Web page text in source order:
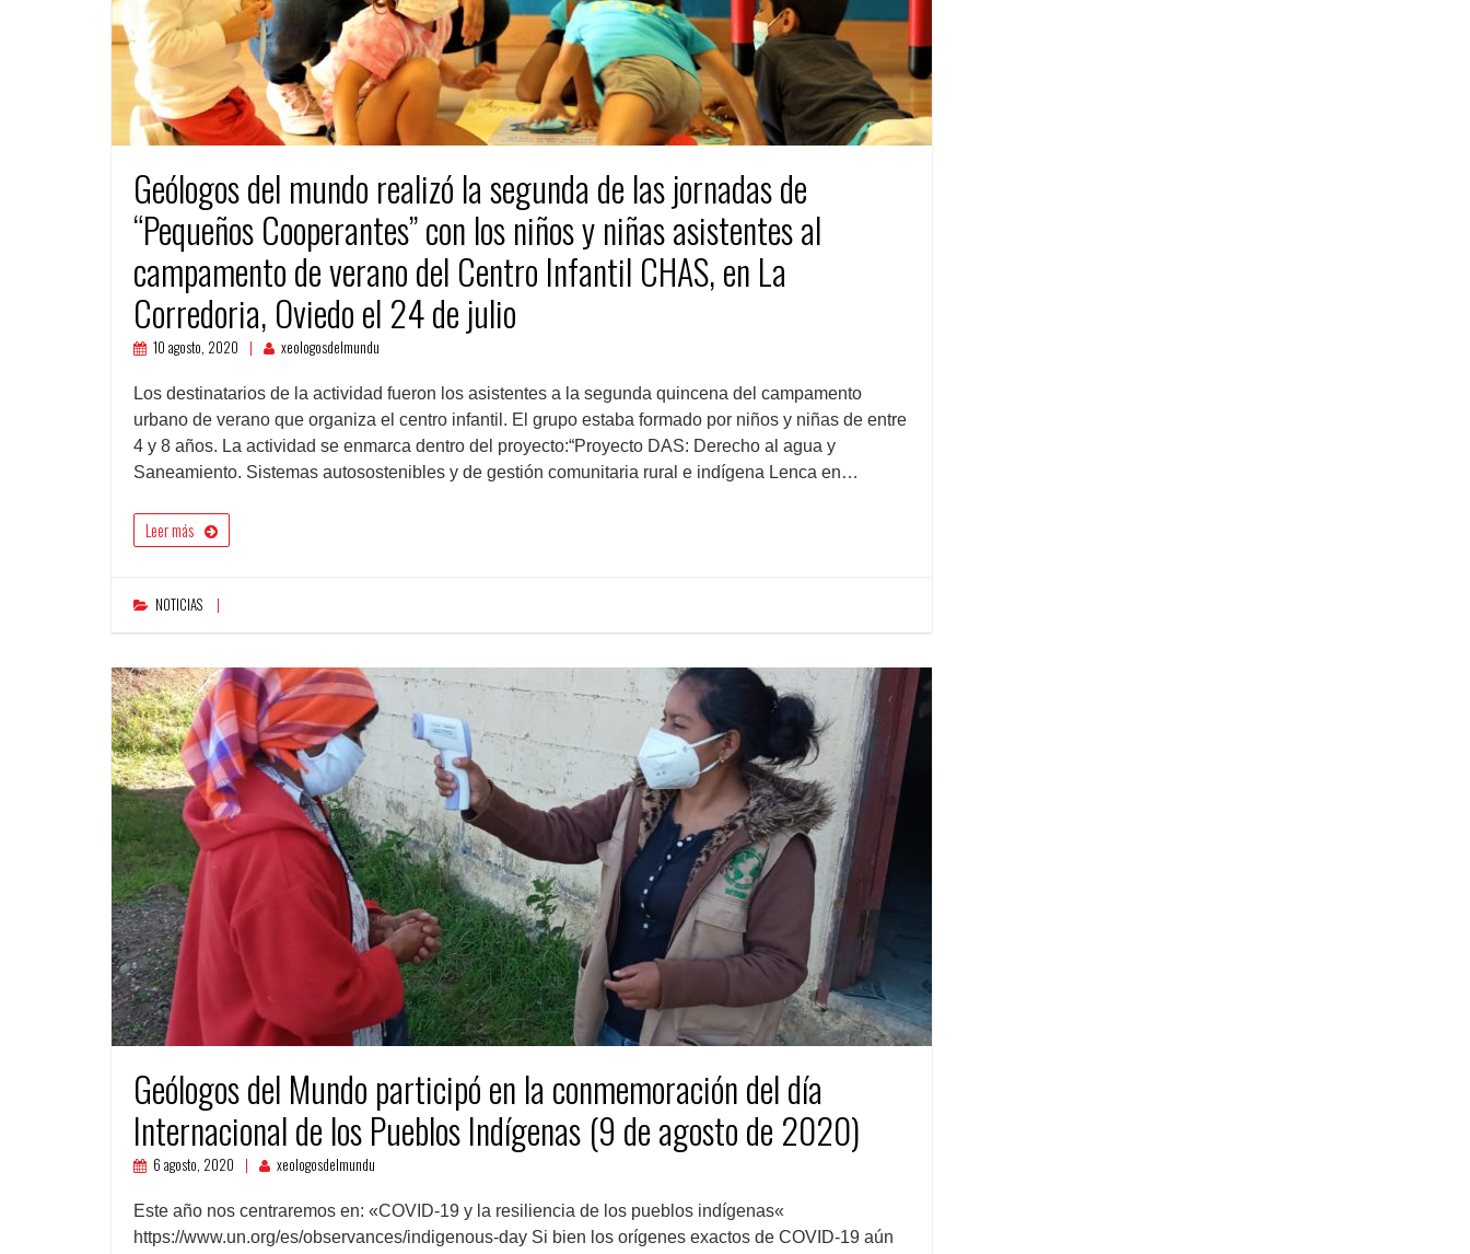
Geólogos del mundo realizó la segunda de las jornadas de
“Pequeños Cooperantes” con los niños y niñas asistentes al
campamento de verano del Centro Infantil CHAS, en La
Corredoria, Oviedo el 24 de julio
10 agosto, 2020 xeologosdelmundu
Los destinatarios de la actividad fueron los asistentes a la segunda quincena del campamento
urbano de verano que organiza el centro infantil. El grupo estaba formado por niños y niñas de entre
4 y 8 años. La actividad se enmarca dentro del proyecto:“Proyecto DAS: Derecho al agua y
Saneamiento. Sistemas autosostenibles y de gestión comunitaria rural e indígena Lenca en…
Leer más
NOTICIAS
Geólogos del Mundo participó en la conmemoración del día
Internacional de los Pueblos Indígenas (9 de agosto de 2020)
6 agosto, 2020 xeologosdelmundu
Este año nos centraremos en: «COVID-19 y la resiliencia de los pueblos indígenas«
https://www.un.org/es/observances/indigenous-day Si bien los orígenes exactos de COVID-19 aún